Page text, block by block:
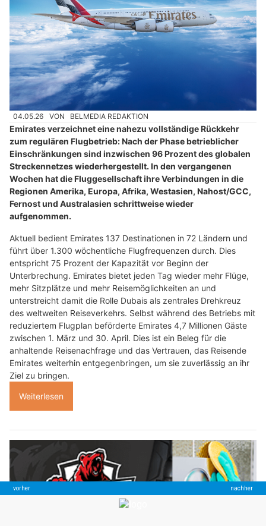
04.05.26 VON BELMEDIA REDAKTION
Emirates verzeichnet eine nahezu vollständige Rückkehr
zum regulären Flugbetrieb: Nach der Phase betrieblicher
Einschränkungen sind inzwischen 96 Prozent des globalen
Streckennetzes wiederhergestellt. In den vergangenen
Wochen hat die Fluggesellschaft ihre Verbindungen in die
Regionen Amerika, Europa, Afrika, Westasien, Nahost/GCC,
Fernost und Australasien schrittweise wieder
aufgenommen.
Aktuell bedient Emirates 137 Destinationen in 72 Ländern und
führt über 1.300 wöchentliche Flugfrequenzen durch. Dies
entspricht 75 Prozent der Kapazität vor Beginn der
Unterbrechung. Emirates bietet jeden Tag wieder mehr Flüge,
mehr Sitzplätze und mehr Reisemöglichkeiten an und
unterstreicht damit die Rolle Dubais als zentrales Drehkreuz
des weltweiten Reiseverkehrs. Selbst während des Betriebs mit
reduziertem Flugplan beförderte Emirates 4,7 Millionen Gäste
zwischen 1. März und 30. April. Dies ist ein Beleg für die
anhaltende Reisenachfrage und das Vertrauen, das Reisende
Emirates weiterhin entgegenbringen, um sie zuverlässig an ihr
Ziel zu bringen.
Weiterlesen